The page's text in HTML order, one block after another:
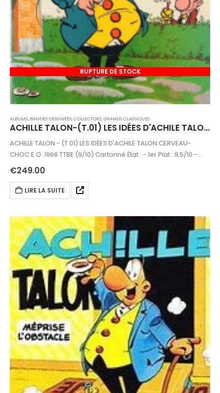
RUPTURE DE STOCK
ALBUMS, BANDES DESSINÉES,COLLECTORS,GRANDS CLASSIQUES
ACHILLE TALON-(T.01) LES IDÉES D'ACHILE TALON CERVEAU-CHOC E.O.1966
ACHILLE TALON - (T.01) LES IDÉES D'ACHILE TALON CERVEAU-
CHOC E.O. 1966 TTBE (9/10) Cartonné État : - 1er Plat : 9,5/10 -
2ème Plat : 9,5/10 - Dos : 9,5/10 - Coiffes : - Haut : 9/10 - Bas :
Intérieur : 9,5/10
€249.00
LIRE LA SUITE